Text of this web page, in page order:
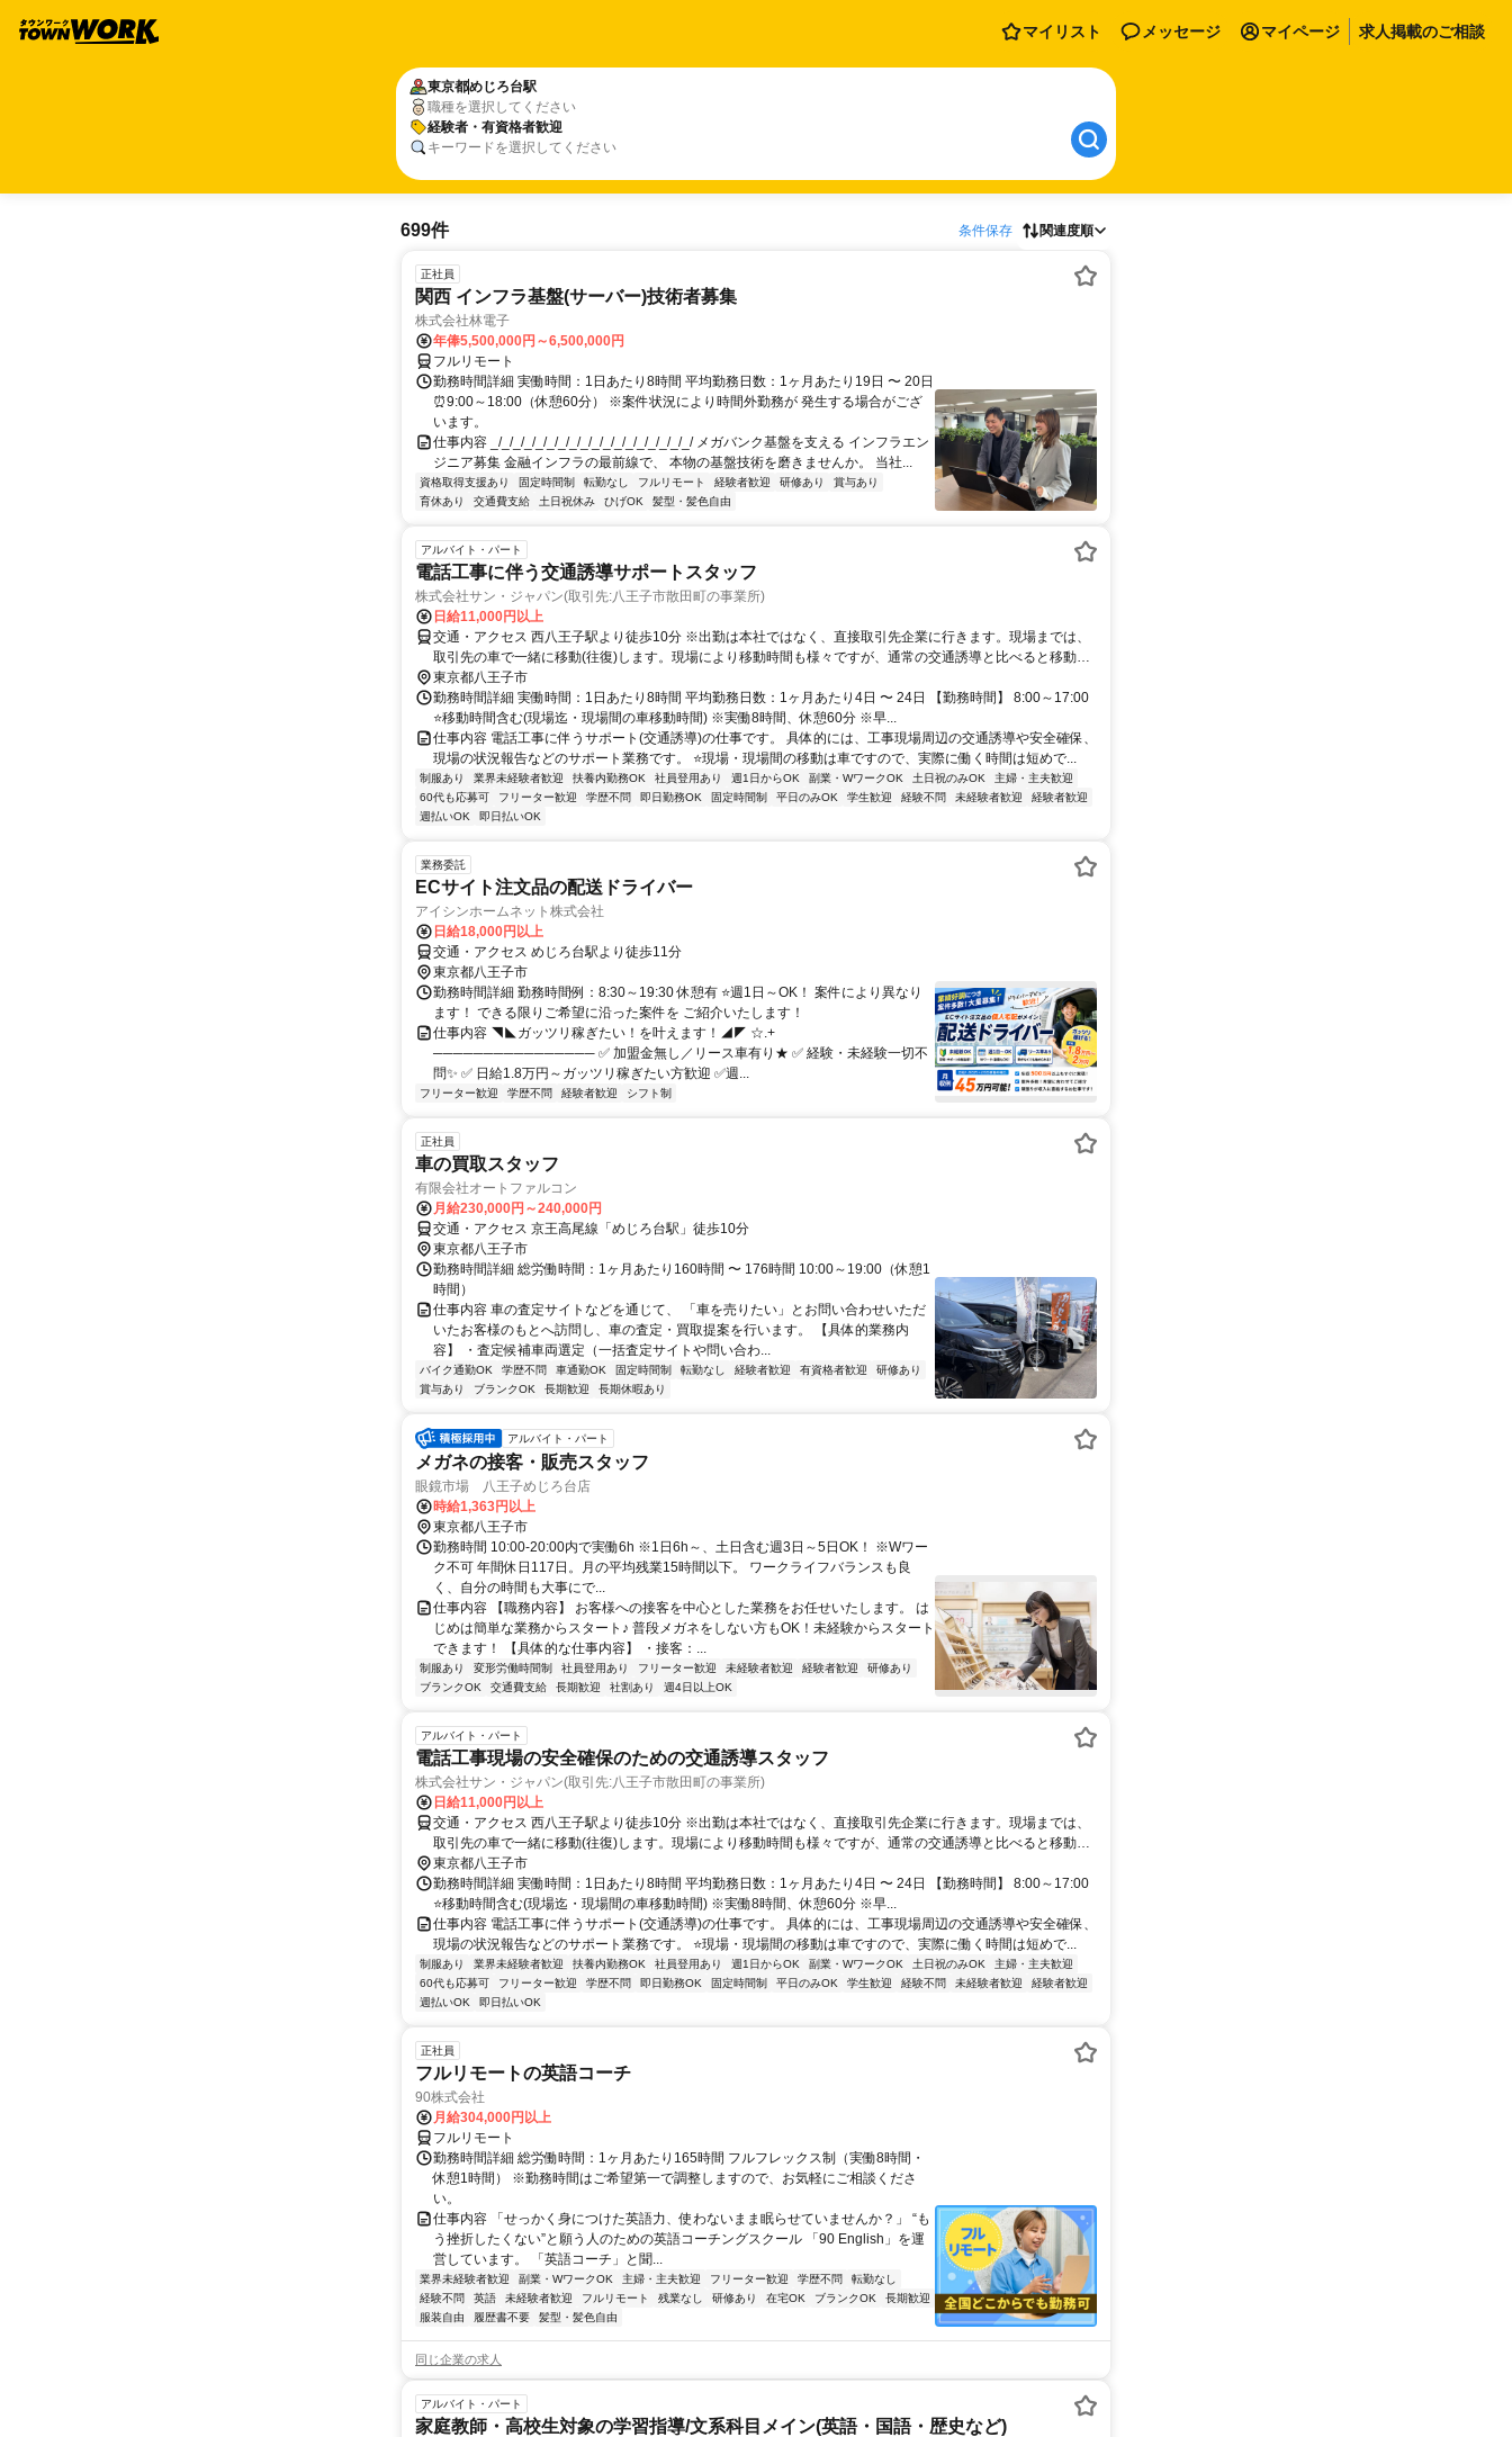
マイリスト メッセージ マイページ 求人掲載のご相談
東京都めじろ台駅
職種を選択してください
経験者・有資格者歓迎
キーワードを選択してください
699件 条件保存 関連度順
正社員
関西 インフラ基盤(サーバー)技術者募集
株式会社林電子
年俸5,500,000円～6,500,000円
フルリモート
勤務時間詳細 実働時間：1日あたり8時間 平均勤務日数：1ヶ月あたり19日 〜 20日
⏰9:00～18:00（休憩60分） ※案件状況により時間外勤務が 発生する場合がござ
います。
仕事内容 _/_/_/_/_/_/_/_/_/_/_/_/_/_/_/_/_/_/ メガバンク基盤を支える インフラエン
ジニア募集 金融インフラの最前線で、 本物の基盤技術を磨きませんか。 当社...
資格取得支援あり 固定時間制 転勤なし フルリモート 経験者歓迎 研修あり
賞与あり
育休あり
交通費支給 土日祝休み ひげOK 髪型・髪色自由
アルバイト・パート
電話工事に伴う交通誘導サポートスタッフ
株式会社サン・ジャパン(取引先:八王子市散田町の事業所)
日給11,000円以上
交通・アクセス 西八王子駅より徒歩10分 ※出勤は本社ではなく、直接取引先企業に行きます。現場までは、
取引先の車で一緒に移動(往復)します。現場により移動時間も様々ですが、通常の交通誘導と比べると移動時
間が長く誘導時間は少なくなります。
東京都八王子市
勤務時間詳細 実働時間：1日あたり8時間 平均勤務日数：1ヶ月あたり4日 〜 24日 【勤務時間】 8:00～17:00
⭐移動時間含む(現場迄・現場間の車移動時間) ※実働8時間、休憩60分 ※早...
仕事内容 電話工事に伴うサポート(交通誘導)の仕事です。 具体的には、工事現場周辺の交通誘導や安全確保、
現場の状況報告などのサポート業務です。 ⭐現場・現場間の移動は車ですので、実際に働く時間は短めで...
制服あり 業界未経験者歓迎 扶養内勤務OK 社員登用あり 週1日からOK 副業・WワークOK 土日祝のみOK
主婦・主夫歓迎
60代も応募可
フリーター歓迎 学歴不問 即日勤務OK 固定時間制 平日のみOK 学生歓迎 経験不問 未経験者歓迎
経験者歓迎
週払いOK
即日払いOK
業務委託
ECサイト注文品の配送ドライバー
アイシンホームネット株式会社
日給18,000円以上
交通・アクセス めじろ台駅より徒歩11分
東京都八王子市
勤務時間詳細 勤務時間例：8:30～19:30 休憩有 ⭐週1日～OK！ 案件により異なり
ます！ できる限りご希望に沿った案件を ご紹介いたします！
仕事内容 ◥◣ガッツリ稼ぎたい！を叶えます！◢◤ ☆.+
──────────────── ✅ 加盟金無し／リース車有り★ ✅ 経験・未経験一切不
問✨ ✅ 日給1.8万円～ガッツリ稼ぎたい方歓迎 ✅週...
フリーター歓迎 学歴不問 経験者歓迎 シフト制
正社員
車の買取スタッフ
有限会社オートファルコン
月給230,000円～240,000円
交通・アクセス 京王高尾線「めじろ台駅」徒歩10分
東京都八王子市
勤務時間詳細 総労働時間：1ヶ月あたり160時間 〜 176時間 10:00～19:00（休憩1
時間）
仕事内容 車の査定サイトなどを通じて、 「車を売りたい」とお問い合わせいただ
いたお客様のもとへ訪問し、車の査定・買取提案を行います。 【具体的業務内
容】 ・査定候補車両選定（一括査定サイトや問い合わ...
バイク通勤OK 学歴不問 車通勤OK 固定時間制 転勤なし 経験者歓迎 有資格者歓迎
研修あり
賞与あり
ブランクOK 長期歓迎 長期休暇あり
アルバイト・パート
メガネの接客・販売スタッフ
眼鏡市場 八王子めじろ台店
時給1,363円以上
東京都八王子市
勤務時間 10:00-20:00内で実働6h ※1日6h～、土日含む週3日～5日OK！ ※Wワー
ク不可 年間休日117日。月の平均残業15時間以下。 ワークライフバランスも良
く、自分の時間も大事にで...
仕事内容 【職務内容】 お客様への接客を中心とした業務をお任せいたします。 は
じめは簡単な業務からスタート♪ 普段メガネをしない方もOK！未経験からスタート
できます！ 【具体的な仕事内容】 ・接客：...
制服あり 変形労働時間制 社員登用あり フリーター歓迎 未経験者歓迎 経験者歓迎
研修あり
ブランクOK
交通費支給 長期歓迎 社割あり 週4日以上OK
アルバイト・パート
電話工事現場の安全確保のための交通誘導スタッフ
株式会社サン・ジャパン(取引先:八王子市散田町の事業所)
日給11,000円以上
交通・アクセス 西八王子駅より徒歩10分 ※出勤は本社ではなく、直接取引先企業に行きます。現場までは、
取引先の車で一緒に移動(往復)します。現場により移動時間も様々ですが、通常の交通誘導と比べると移動時
間が長く誘導時間は少なくなります。
東京都八王子市
勤務時間詳細 実働時間：1日あたり8時間 平均勤務日数：1ヶ月あたり4日 〜 24日 【勤務時間】 8:00～17:00
⭐移動時間含む(現場迄・現場間の車移動時間) ※実働8時間、休憩60分 ※早...
仕事内容 電話工事に伴うサポート(交通誘導)の仕事です。 具体的には、工事現場周辺の交通誘導や安全確保、
現場の状況報告などのサポート業務です。 ⭐現場・現場間の移動は車ですので、実際に働く時間は短めで...
制服あり 業界未経験者歓迎 扶養内勤務OK 社員登用あり 週1日からOK 副業・WワークOK 土日祝のみOK
主婦・主夫歓迎
60代も応募可
フリーター歓迎 学歴不問 即日勤務OK 固定時間制 平日のみOK 学生歓迎 経験不問 未経験者歓迎
経験者歓迎
週払いOK
即日払いOK
正社員
フルリモートの英語コーチ
90株式会社
月給304,000円以上
フルリモート
勤務時間詳細 総労働時間：1ヶ月あたり165時間 フルフレックス制（実働8時間・
休憩1時間） ※勤務時間はご希望第一で調整しますので、お気軽にご相談くださ
い。
仕事内容 「せっかく身につけた英語力、使わないまま眠らせていませんか？」 “も
う挫折したくない”と願う人のための英語コーチングスクール 「90 English」を運
営しています。 「英語コーチ」と聞...
業界未経験者歓迎 副業・WワークOK 主婦・主夫歓迎 フリーター歓迎 学歴不問
転勤なし
経験不問
英語 未経験者歓迎 フルリモート 残業なし 研修あり 在宅OK ブランクOK
長期歓迎
服装自由
履歴書不要 髪型・髪色自由
同じ企業の求人
アルバイト・パート
家庭教師・高校生対象の学習指導/文系科目メイン(英語・国語・歴史など)